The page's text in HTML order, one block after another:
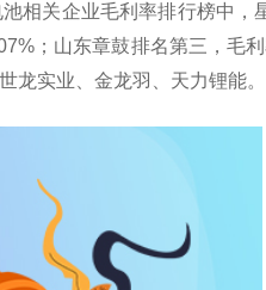
相关企业毛利率排行榜中，
；山东章鼓排名第三，毛
龙实业、金龙羽、天力锂能。